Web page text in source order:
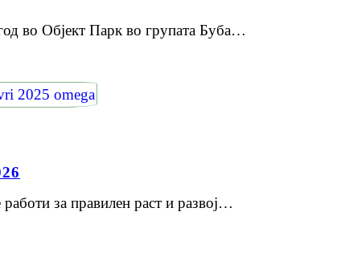
во Oбјект Парк во групата Буба…
за правилен раст и развој…